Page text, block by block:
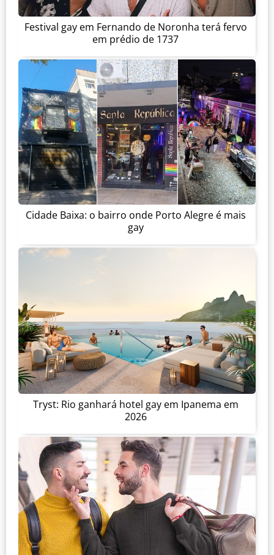
Festival gay em Fernando de Noronha terá fervo
em prédio de 1737
Cidade Baixa: o bairro onde Porto Alegre é mais
gay
Tryst: Rio ganhará hotel gay em Ipanema em
2026